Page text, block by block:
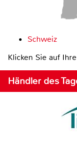
Schweiz
Klicken Sie auf
Händler des